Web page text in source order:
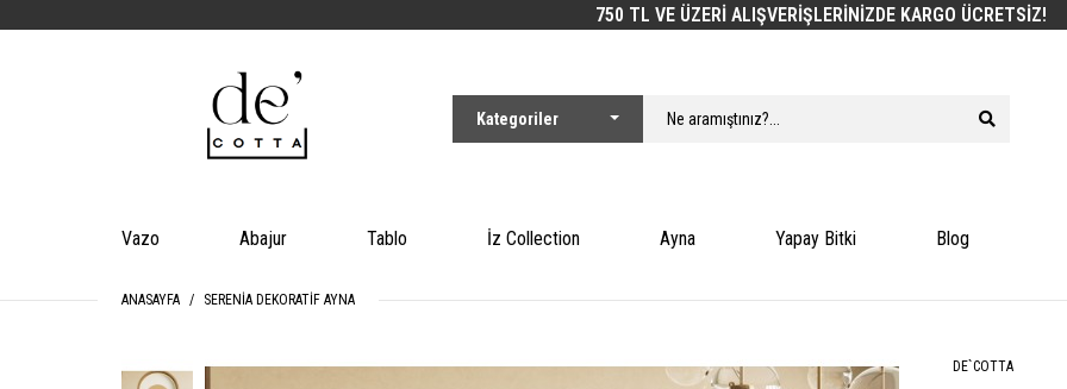
750 TL VE ÜZERİ ALIŞVERİŞLERİNİZDE KARGO ÜCRETSİZ!
Vazo Abajur Tablo İz Collection Ayna Yapay Bitki Blog
ANASAYFA SERENIA DEKORATIF AYNA
DE`COTTA